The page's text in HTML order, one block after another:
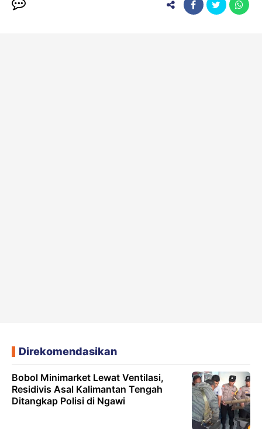
Direkomendasikan
Bobol Minimarket Lewat Ventilasi,
Residivis Asal Kalimantan Tengah
Ditangkap Polisi di Ngawi